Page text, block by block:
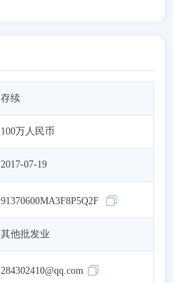
存续
100万人民币
2017-07-19
91370600MA3F8P5Q2F
其他批发业
284302410@qq.com